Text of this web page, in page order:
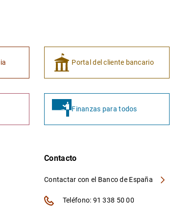
Portal del cliente bancario
Finanzas para todos
Contacto
Contactar con el Banco de España
Teléfono: 91 338 50 00